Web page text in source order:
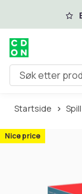
Hopp til
Søk etter
Startside Spill
Nice price